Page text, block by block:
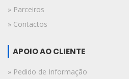
» Parceiros
» Contactos
APOIO AO CLIENTE
» Pedido de Informação